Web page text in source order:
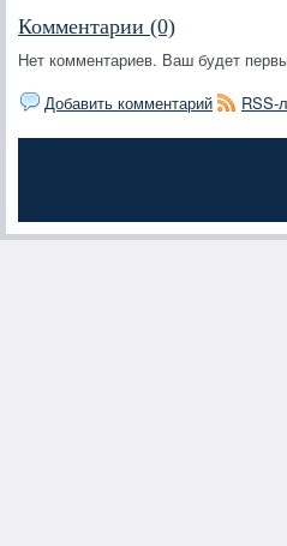
Комментарии (0)
Нет комментариев. Ваш будет
Добавить комментарий
RSS-